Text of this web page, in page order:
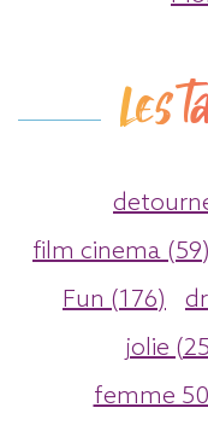
Les
film cinema
Fun (176)
jolie
femme